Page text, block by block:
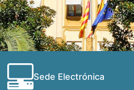
Sede Electrónica